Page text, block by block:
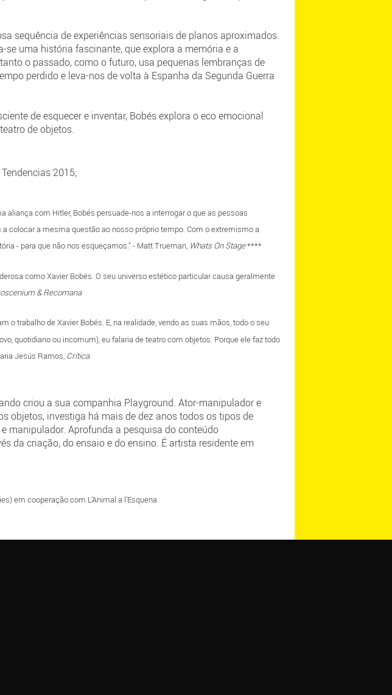
sequência de experiências sensoriais de planos aproximados.
uma história fascinante, que explora a memória e a
o passado, como o futuro, usa pequenas lembranças de
perdido e leva-nos de volta à Espanha da Segunda Guerra
de esquecer e inventar, Bobés explora o eco emocional
de objetos.
2015;
com Hitler, Bobés persuade-nos a interrogar o que as pessoas
colocar a mesma questão ao nosso próprio tempo. Com o extremismo a
- para que não nos esqueçamos." - Matt Trueman, Whats On Stage****
como Xavier Bobés. O seu universo estético particular causa geralmente
& Recomana
trabalho de Xavier Bobés. E, na realidade, vendo as suas mãos, todo o seu
quotidiano ou incomum), eu falaria de teatro com objetos. Porque ele faz todo
Jesús Ramos, Crítica
criou a sua companhia Playground. Ator-manipulador e
objetos, investiga há mais de dez anos todos os tipos de
manipulador. Aprofunda a pesquisa do conteúdo
da criação, do ensaio e do ensino. É artista residente em
em cooperação com L’Animal a l’Esquena